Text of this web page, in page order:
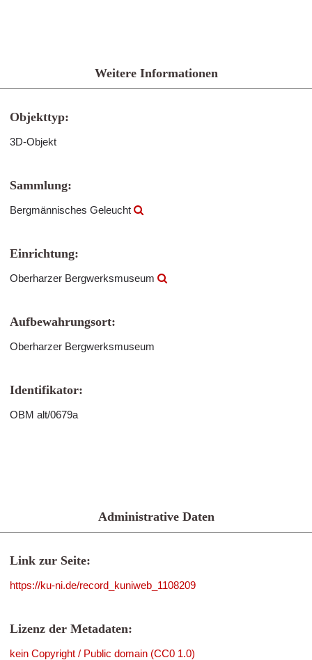
Weitere Informationen
Objekttyp:
3D-Objekt
Sammlung:
Bergmännisches Geleucht
Einrichtung:
Oberharzer Bergwerksmuseum
Aufbewahrungsort:
Oberharzer Bergwerksmuseum
Identifikator:
OBM alt/0679a
Administrative Daten
Link zur Seite:
https://ku-ni.de/record_kuniweb_1108209
Lizenz der Metadaten:
kein Copyright / Public domain (CC0 1.0)